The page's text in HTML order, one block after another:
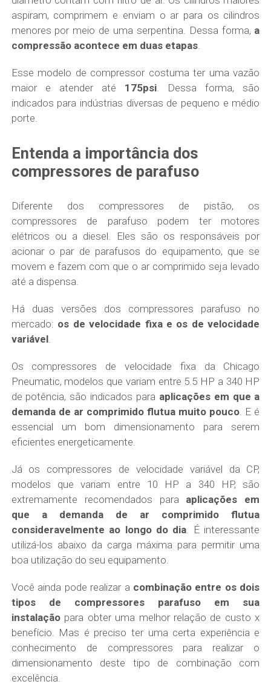
aspiram, comprimem e enviam o ar para os cilindros
menores por meio de uma serpentina. Dessa forma, a
compressão acontece em duas etapas.
Esse modelo de compressor costuma ter uma vazão
maior e atender até 175psi. Dessa forma, são
indicados para indústrias diversas de pequeno e médio
porte.
Entenda a importância dos
compressores de parafuso
Diferente dos compressores de pistão, os
compressores de parafuso podem ter motores
elétricos ou a diesel. Eles são os responsáveis por
acionar o par de parafusos do equipamento, que se
movem e fazem com que o ar comprimido seja levado
até a dispensa.
Há duas versões dos compressores parafuso no
mercado: os de velocidade fixa e os de velocidade
variável.
Os compressores de velocidade fixa da Chicago
Pneumatic, modelos que variam entre 5.5 HP a 340 HP
de potência, são indicados para aplicações em que a
demanda de ar comprimido flutua muito pouco. E é
essencial um bom dimensionamento para serem
eficientes energeticamente.
Já os compressores de velocidade variável da CP,
modelos que variam entre 10 HP a 340 HP, são
extremamente recomendados para aplicações em
que a demanda de ar comprimido flutua
consideravelmente ao longo do dia. É interessante
utilizá-los abaixo da carga máxima para permitir uma
boa utilização do seu equipamento.
Você ainda pode realizar a combinação entre os dois
tipos de compressores parafuso em sua
instalaçãopara obter uma melhor relação de custo x
benefício. Mas é preciso ter uma certa experiência e
conhecimento de compressores para realizar o
dimensionamento deste tipo de combinação com
excelência.